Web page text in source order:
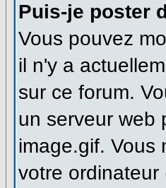
Puis-je poster
Vous pouvez
il n'y a
sur ce forum.
un serveur web
image.gif. Vous
votre ordinateur